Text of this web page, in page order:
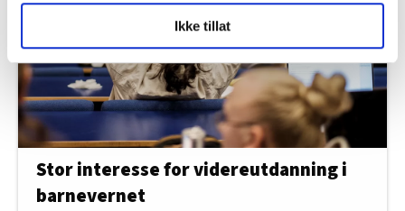
LO Medias publikasjoner frifagbevegelse.no, hk-nytt.no
og fontene.no bruker informasjonskapsler (cookies) for å
lære hvordan våre nettsider blir brukt slik at vi tilby
relevant innhold, tilpassede annonser og utarbeide
statistikk.
Vi deler bare informasjon om hvordan du bruker
nettstedet med LO Medias egne samarbeidspartnere
innenfor analyse og annonsering. Disse er angitt i
Ikke tillat
Stor interesse for videreutdanning i
barnevernet